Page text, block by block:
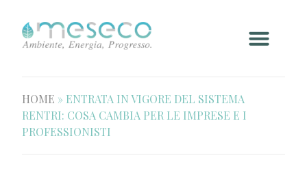
HOME » ENTRATA IN VIGORE DEL SISTEMA
RENTRI: COSA CAMBIA PER LE IMPRESE E I
PROFESSIONISTI